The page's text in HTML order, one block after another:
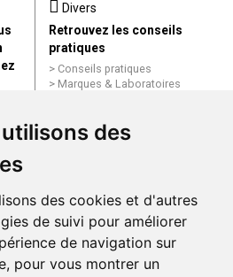
des
des cookies et d'autres
de suivi pour améliorer
de navigation sur
pour vous montrer un
Divers
Retrouvez les conseils
pratiques
Conseils pratiques
Marques & Laboratoires
Mentions légales
Données personnelles
ligne
Livraison / Point retrait
Commandez en ligne et